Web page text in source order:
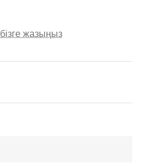
бізге жазыңыз